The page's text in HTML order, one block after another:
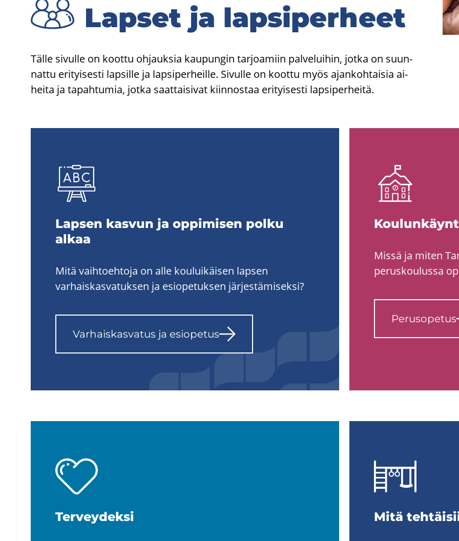
Lap­set ja lap­si­per­heet
Tälle si­vul­le on koot­tu oh­jauk­sia kau­pun­gin tar­joa­miin pal­ve­lui­hin, jotka on suun­
nat­tu eri­tyi­ses­ti lap­sil­le ja lap­si­per­heil­le. Si­vul­le on koot­tu myös ajan­koh­tai­sia ai­
hei­ta ja ta­pah­tu­mia, jotka saat­tai­si­vat kiin­nos­taa eri­tyi­ses­ti lap­si­per­hei­tä.
Lap­sen kas­vun ja op­pi­mi­sen polku
alkaa
Mitä vaihtoehtoja on alle kouluikäisen lapsen
varhaiskasvatuksen ja esiopetuksen järjestämiseksi?
Var­hais­kas­va­tus ja esio­pe­tus
Missä ja miten
peruskoulussa
Pe­rus­o­pe­tus
Ter­vey­dek­si Mitä